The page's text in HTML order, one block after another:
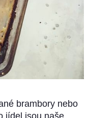
brambory nebo